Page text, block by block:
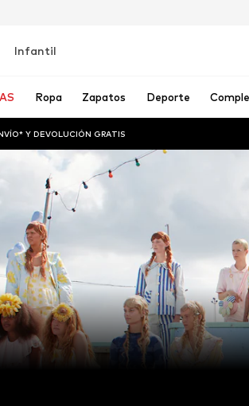
Infantil
Ropa Zapatos Deporte
Y DEVOLUCIÓN GRATIS